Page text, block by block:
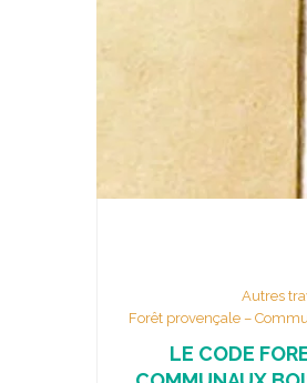
Autres
Forêt provençale –
LE CODE